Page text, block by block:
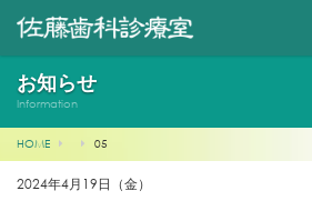
お知らせ
Information
HOME 05
2024年4月19日（金）